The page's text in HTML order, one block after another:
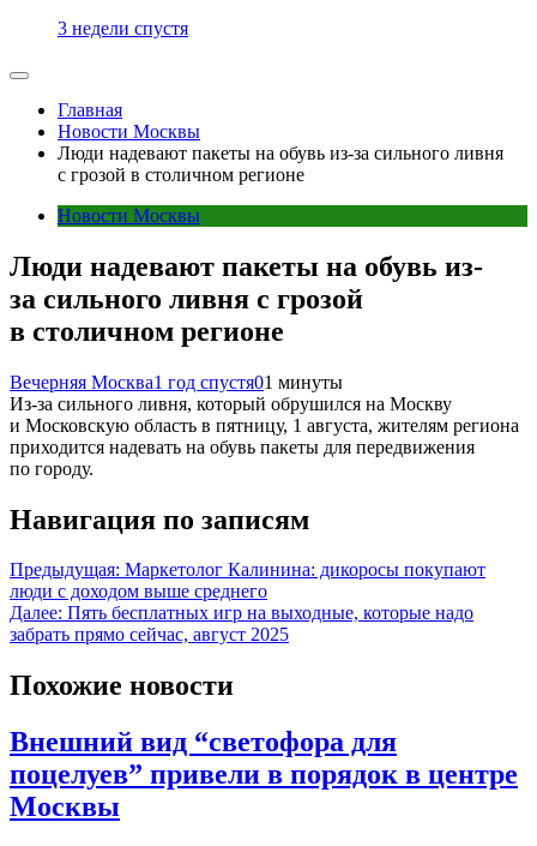
3 недели спустя
Главная
Новости Москвы
Люди надевают пакеты на обувь из-за сильного ливня
с грозой в столичном регионе
Новости Москвы
Люди надевают пакеты на обувь из-
за сильного ливня с грозой
в столичном регионе
Вечерняя Москва1 год спустя01 минуты
Из-за сильного ливня, который обрушился на Москву
и Московскую область в пятницу, 1 августа, жителям региона
приходится надевать на обувь пакеты для передвижения
по городу.
Навигация по записям
Предыдущая: Маркетолог Калинина: дикоросы покупают
люди с доходом выше среднего
Далее: Пять бесплатных игр на выходные, которые надо
забрать прямо сейчас, август 2025
Похожие новости
Внешний вид “светофора для
поцелуев” привели в порядок в центре
Москвы